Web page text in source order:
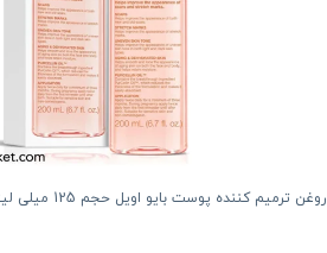
روغن ترمیم کننده پوست بایو اویل حجم 125 میلی لیتر | اصل